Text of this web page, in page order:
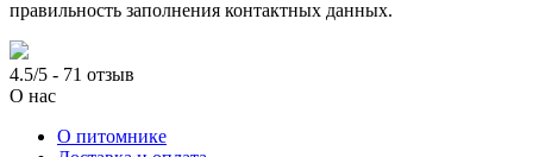
правильность заполнения контактных данных.
4.5/5 - 71 отзыв
О нас
О питомнике